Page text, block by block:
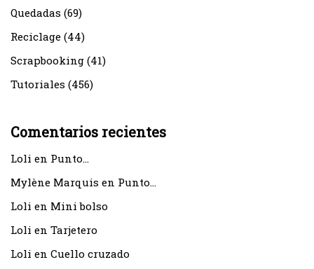
Quedadas (69)
Reciclage (44)
Scrapbooking (41)
Tutoriales (456)
Comentarios recientes
Loli en Punto…
Mylène Marquis en Punto…
Loli en Mini bolso
Loli en Tarjetero
Loli en Cuello cruzado